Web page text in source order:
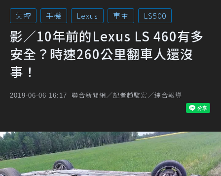
失控 手機 Lexus 車主 LS500
影／10年前的Lexus LS 460有多
安全？時速260公里翻車人還沒
事！
2019-06-06 16:17 聯合新聞網／記者趙駿宏／綜合報導